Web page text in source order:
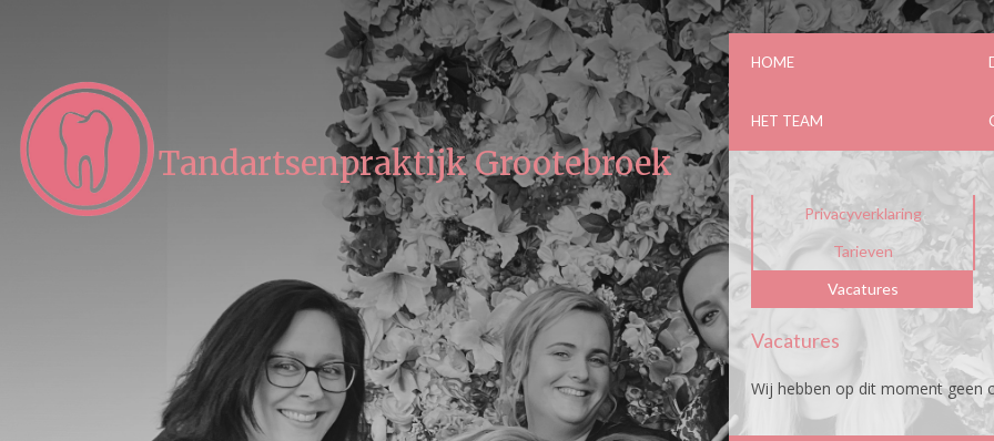
Tandartsenpraktijk Grootebroek
HOME
HET TEAM
Privacyverklaring
Tarieven
Vacatures
Vacatures
Wij hebben op dit moment geen